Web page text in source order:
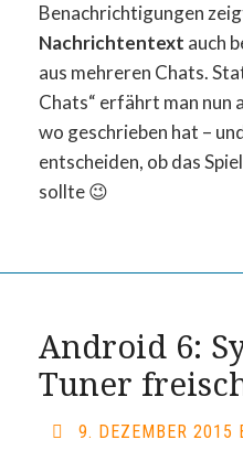
Benachrichtigungen
Nachrichtentext auch
aus mehreren Chats.
Chats“ erfährt man nun
wo geschrieben hat –
entscheiden, ob das
sollte 😉
Android 6:
Tuner
9. DEZEMBER 2015